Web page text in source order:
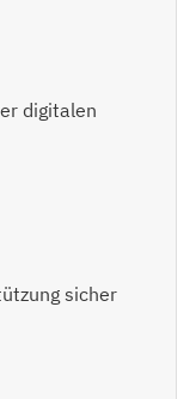
digitalen
sicher